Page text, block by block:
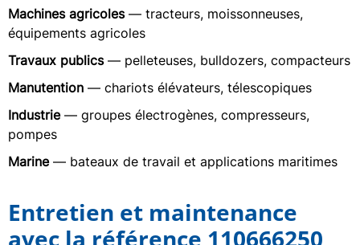
Machines agricoles— tracteurs, moissonneuses,
équipements agricoles
Travaux publics— pelleteuses, bulldozers, compacteurs
Manutention — chariots élévateurs, télescopiques
Industrie— groupes électrogènes, compresseurs,
pompes
Marine— bateaux de travail et applications maritimes
Entretien et maintenance
avec la référence 110666250